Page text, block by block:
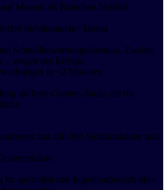
Messen als Branchen-Vorbild
Sichtkontakte / Monat
Schnellbewerbungsformular. Zweiter
– wegen des Erfolgs.
in <2 Monaten
als feste Content-Säule, die die
mit 450.000 Sichtkontakten und
im spezialisierten Ingenieurbereich über